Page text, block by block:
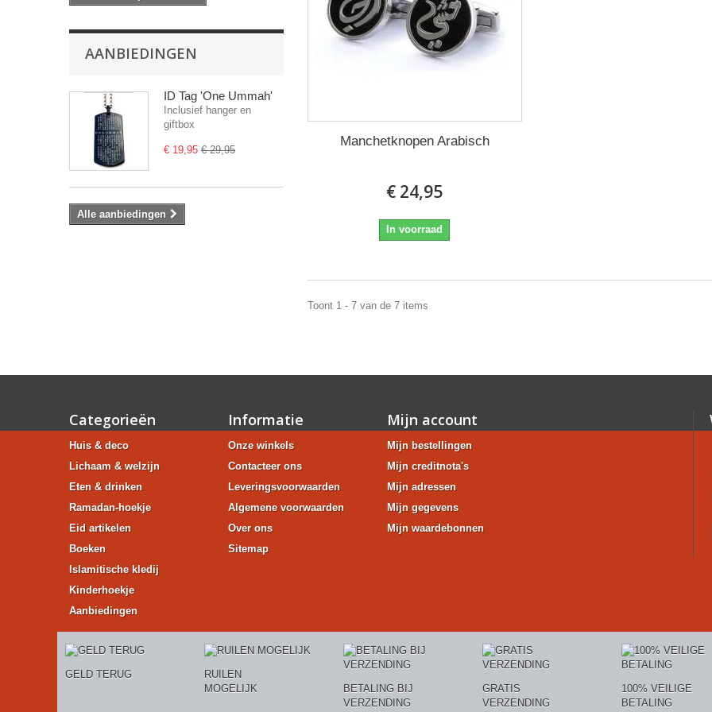
AANBIEDINGEN
ID Tag 'One Ummah'
Inclusief hanger en
giftbox
€ 19,95 € 29,95
Alle aanbiedingen
Manchetknopen Arabisch
€ 24,95
In voorraad
Toont 1 - 7 van de 7 items
Categorieën
Huis & deco
Lichaam & welzijn
Eten & drinken
Ramadan-hoekje
Eid artikelen
Boeken
Islamitische kledij
Kinderhoekje
Aanbiedingen
Informatie
Onze winkels
Contacteer ons
Leveringsvoorwaarden
Algemene voorwaarden
Over ons
Sitemap
Mijn account
Mijn bestellingen
Mijn creditnota's
Mijn adressen
Mijn gegevens
Mijn waardebonnen
GELD TERUG
RUILEN
MOGELIJK
BETALING BIJ
VERZENDING
GRATIS
VERZENDING
100% VEILIGE
BETALING